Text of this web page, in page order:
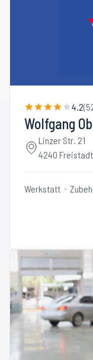
4.2(
Wolfgang
Linzer Str. 21
4240 Freistadt
Werkstatt